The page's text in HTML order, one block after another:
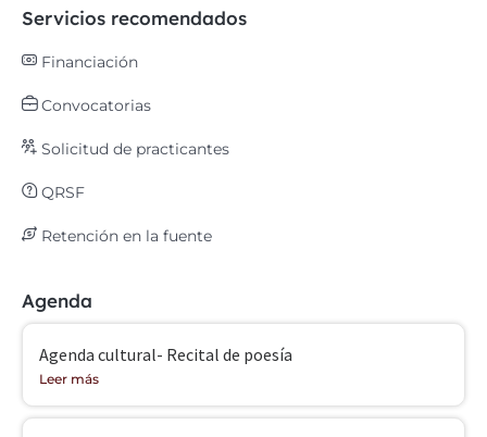
Servicios recomendados
Financiación
Convocatorias
Solicitud de practicantes
QRSF
Retención en la fuente
Agenda
Agenda cultural- Recital de poesía
Leer más